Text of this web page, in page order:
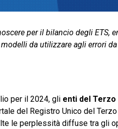
per il bilancio degli ETS,
da utilizzare agli errori
per il 2024, gli enti del
del Registro Unico del
le perplessità diffuse tra gli